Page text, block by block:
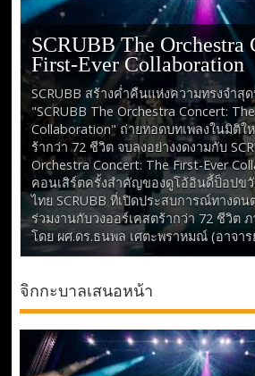
SCRUBB The Orchestra
First-Ever Collaboration
SCRUBB สร้างค่ำคืนแห่งความทรงจำสุ
"SCRUBB The Orchestra Concert:
Collaboration" ถ่ายทอดบทเพลงในมิติใ
ร้ากว่า 72 ชีวิต จบลงอย่างงดงามกับ
Orchestra Concert: The First-Ever
คอนเสิร์ตครั้งสำคัญของดูโอ้อินดี้ป็อปข
ไทย SCRUBB ที่เปิดประสบการณ์ทางด
ร่วมงานกับวงออร์เคสตร้ากว่า 72 ชีวิต ภ
โดย ผศ.ดร.ธนพล เศตะพราหมณ์ (อาจา
จิกกะบาลเสนอหน้า